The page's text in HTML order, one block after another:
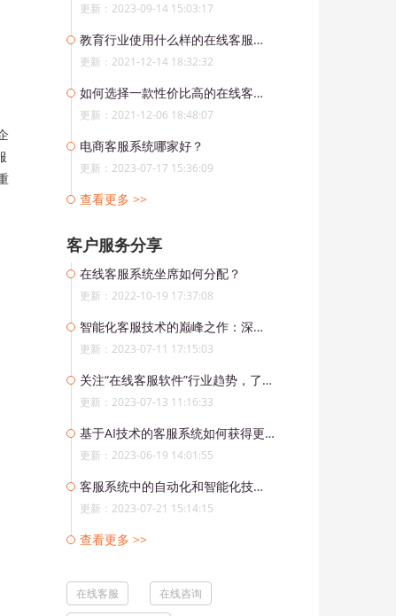
更新：2023-09-14 15:03:17
教育行业使用什么样的在线客服系统好？
更新：2021-12-14 18:32:32
如何选择一款性价比高的在线客服软件？
更新：2021-12-06 18:48:07
电商客服系统哪家好？
更新：2023-07-17 15:36:09
查看更多 >>
客户服务分享
在线客服系统坐席如何分配？
更新：2022-10-19 17:37:08
智能化客服技术的巅峰之作：深度解析AI大语言模型ChatGPT的应用前景
更新：2023-07-11 17:15:03
关注“在线客服软件”行业趋势，了解最新技术创新。
更新：2023-07-13 11:16:33
基于AI技术的客服系统如何获得更多的商业价值和市场竞争力
更新：2023-06-19 14:01:55
客服系统中的自动化和智能化技术有哪些？
更新：2023-07-21 15:14:15
查看更多 >>
在线客服 在线咨询